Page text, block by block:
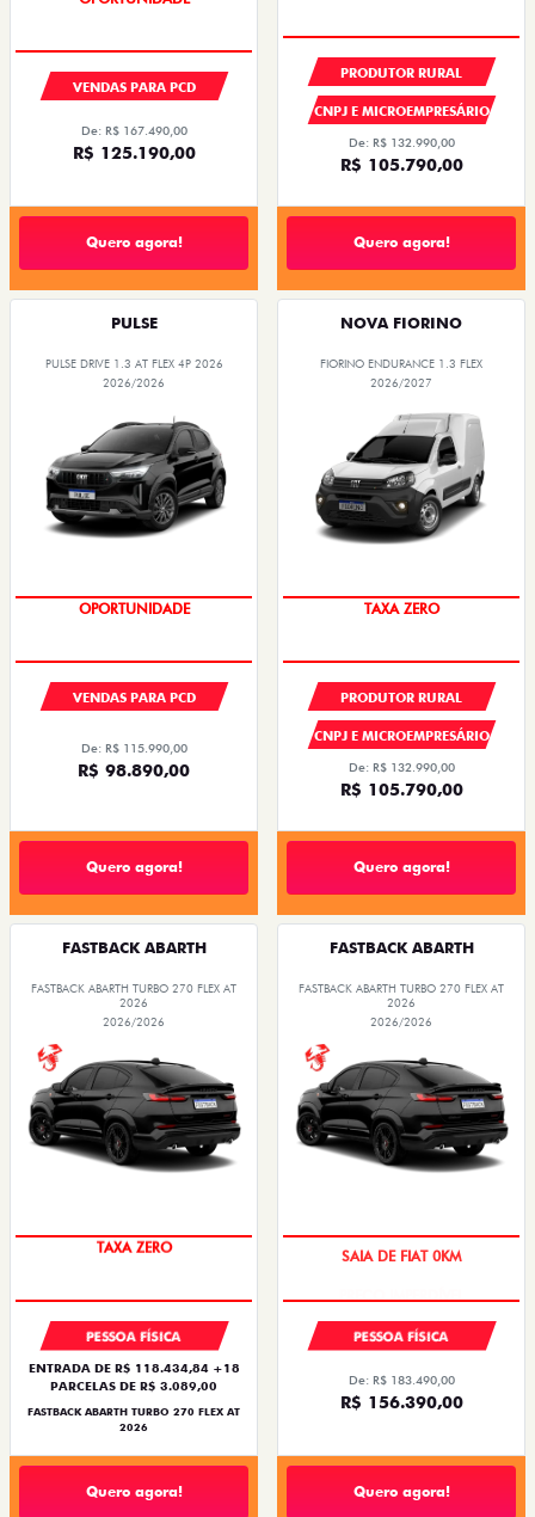
VENDAS PARA PCD
De: R$ 167.490,00
R$ 125.190,00
Quero agora!
PRODUTOR RURAL
CNPJ E MICROEMPRESÁRIO
De: R$ 132.990,00
R$ 105.790,00
Quero agora!
PULSE
PULSE DRIVE 1.3 AT FLEX 4P 2026
2026/2026
OPORTUNIDADE
VENDAS PARA PCD
De: R$ 115.990,00
R$ 98.890,00
Quero agora!
NOVA FIORINO
FIORINO ENDURANCE 1.3 FLEX
2026/2027
TAXA ZERO
PRODUTOR RURAL
CNPJ E MICROEMPRESÁRIO
De: R$ 132.990,00
R$ 105.790,00
Quero agora!
FASTBACK ABARTH
FASTBACK ABARTH TURBO 270 FLEX AT
2026
2026/2026
TAXA ZERO
PESSOA FÍSICA
ENTRADA DE R$ 118.434,84 +18
PARCELAS DE R$ 3.089,00
FASTBACK ABARTH TURBO 270 FLEX AT
2026
Quero agora!
FASTBACK ABARTH
FASTBACK ABARTH TURBO 270 FLEX AT
2026
2026/2026
SAIA DE FIAT 0KM
PESSOA FÍSICA
De: R$ 183.490,00
R$ 156.390,00
Quero agora!